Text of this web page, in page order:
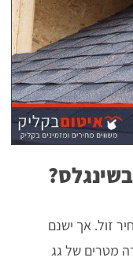
זול. אך ישנם
מטרים של גג